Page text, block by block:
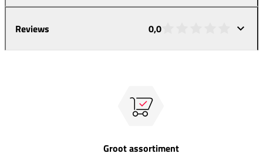
Reviews 0,0
Groot assortiment